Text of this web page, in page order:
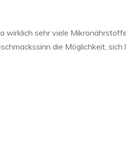
sehr viele
die Möglichkeit,